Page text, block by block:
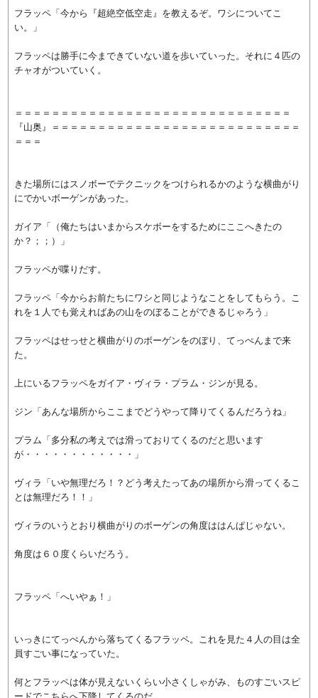
フラッペ「今から『超絶空低空走』を教えるぞ。ワシについてこ
い。」
フラッペは勝手に今まできていない道を歩いていった。それに４匹の
チャオがついていく。
＝＝＝＝＝＝＝＝＝＝＝＝＝＝＝＝＝＝＝＝＝＝＝＝＝＝＝＝＝＝
『山奥』＝＝＝＝＝＝＝＝＝＝＝＝＝＝＝＝＝＝＝＝＝＝＝＝＝＝＝
＝＝＝
きた場所にはスノボーでテクニックをつけられるかのような横曲がり
にでかいボーゲンがあった。
ガイア「（俺たちはいまからスケボーをするためにここへきたの
か？；；）」
フラッペが喋りだす。
フラッペ「今からお前たちにワシと同じようなことをしてもらう。こ
れを１人でも覚えればあの山をのぼることができるじゃろう」
フラッペはせっせと横曲がりのボーゲンをのぼり、てっぺんまで来
た。
上にいるフラッペをガイア・ヴィラ・プラム・ジンが見る。
ジン「あんな場所からここまでどうやって降りてくるんだろうね」
プラム「多分私の考えでは滑っておりてくるのだと思います
が・・・・・・・・・・・・」
ヴィラ「いや無理だろ！？どう考えたってあの場所から滑ってくるこ
とは無理だろ！！」
ヴィラのいうとおり横曲がりのボーゲンの角度ははんぱじゃない。
角度は６０度くらいだろう。
フラッペ「へいやぁ！」
いっきにてっぺんから落ちてくるフラッペ。これを見た４人の目は全
員すごい事になっていた。
何とフラッペは体が見えないくらい小さくしゃがみ、ものすごいスピ